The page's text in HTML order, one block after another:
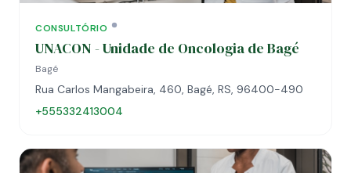
CONSULTÓRIO
UNACON - Unidade de Oncologia de Bagé
Bagé
Rua Carlos Mangabeira, 460, Bagé, RS, 96400-490
+555332413004